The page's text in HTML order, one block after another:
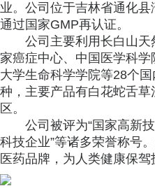
业。公司位于吉林省通化
通过国家GMP再认证。
公司主要利用长白山
家癌症中心、中国医学科
大学生命科学学院等28个
种，主要产品有白花蛇舌
区。
公司被评为“国家高新
科技企业”等诸多荣誉称号
医药品牌，为人类健康保驾